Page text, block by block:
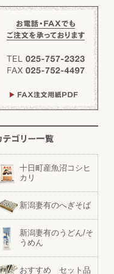
十日町産魚沼コシヒ
カリ
新潟妻有のへぎそば
新潟妻有のうどん/そ
うめん
おすすめ セット品